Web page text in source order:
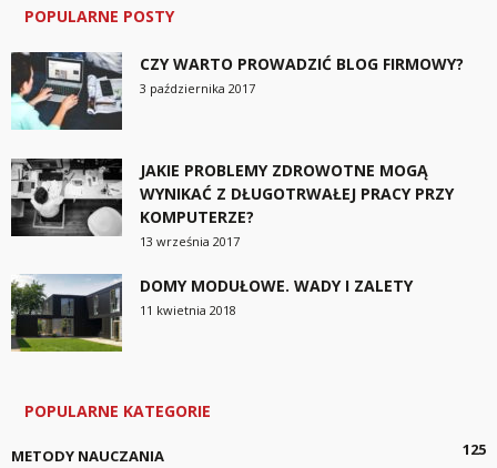
POPULARNE POSTY
CZY WARTO PROWADZIĆ BLOG FIRMOWY?
3 października 2017
JAKIE PROBLEMY ZDROWOTNE MOGĄ
WYNIKAĆ Z DŁUGOTRWAŁEJ PRACY PRZY
KOMPUTERZE?
13 września 2017
DOMY MODUŁOWE. WADY I ZALETY
11 kwietnia 2018
POPULARNE KATEGORIE
METODY NAUCZANIA
125